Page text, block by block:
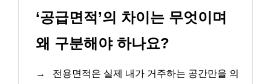
‘공급면적’의 차이는 무엇이며
왜 구분해야 하나요?
→
전용면적은 실제 내가 거주하는 공간만을 의